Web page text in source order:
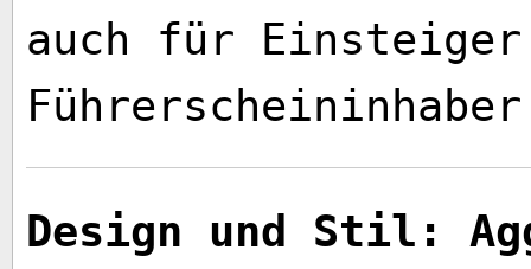
auch für Einsteiger
Design und Stil: